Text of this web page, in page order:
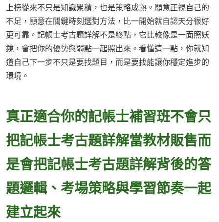
上榜從來不只是知識累積，也是策略成熟。願意正視自己的
不足，願意在關鍵時刻選對方法，比一開始就自認天分很好
更可靠。記帳士考古題詳解不是終點，它比較像是一面照妖
鏡，會把你的優勢與弱點一起照出來。看懂這一點，你就知
道自己下一步不只是要找題目，而是要找能讓你穩定進步的
環境。
真正適合你的記帳士補習班不會只
把記帳士考古題詳解當教材販售而
是會把記帳士考古題詳解背後的答
題邏輯、考場策略與學習節奏一起
建立起來